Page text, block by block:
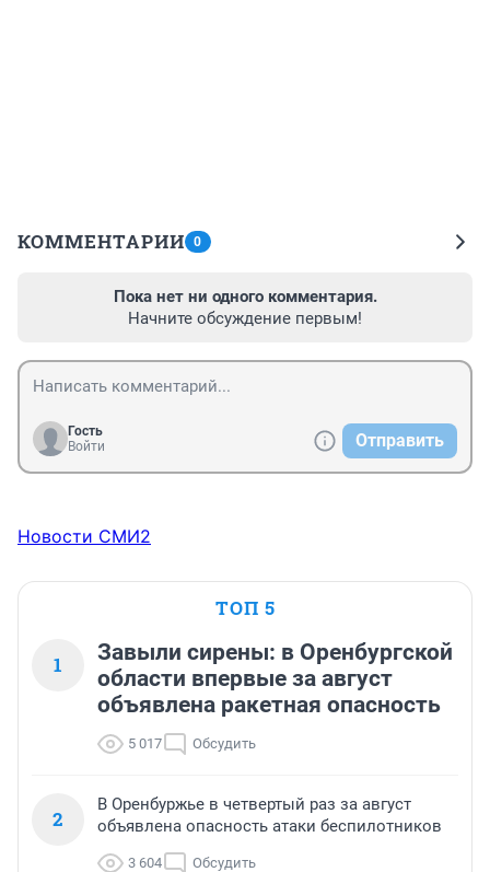
КОММЕНТАРИИ 0
Пока нет ни одного комментария.
Начните обсуждение первым!
Гость
Войти
Отправить
Новости СМИ2
ТОП 5
1
Завыли сирены: в Оренбургской
области впервые за август
объявлена ракетная опасность
5 017 Обсудить
2
В Оренбуржье в четвертый раз за август
объявлена опасность атаки беспилотников
3 604 Обсудить